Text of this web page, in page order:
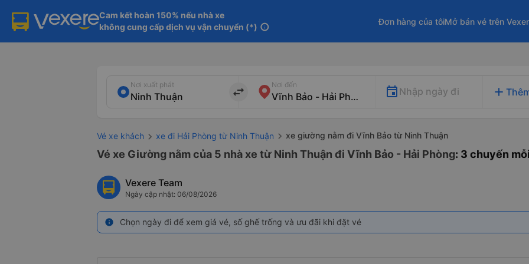
Cam kết hoàn 150% nếu nhà xe
không cung cấp dịch vụ vận chuyển (*) info
Đơn hàng của tôiMở bán vé trên
Nơi xuất phát
import_export
Nơi đến
Nhập ngày đi add
Vé xe khách xe đi Hải Phòng từ Ninh Thuận xe giường nằm đi Vĩnh Bảo từ Ninh Thuận
Vé xe Giường nằm của 5 nhà xe từ Ninh Thuận đi Vĩnh Bảo - Hải Phòng: 3 chuyến
Vexere Team
Ngày cập nhật: 06/08/2026
info Chọn ngày đi để xem giá vé, số ghế trống và ưu đãi khi đặt vé